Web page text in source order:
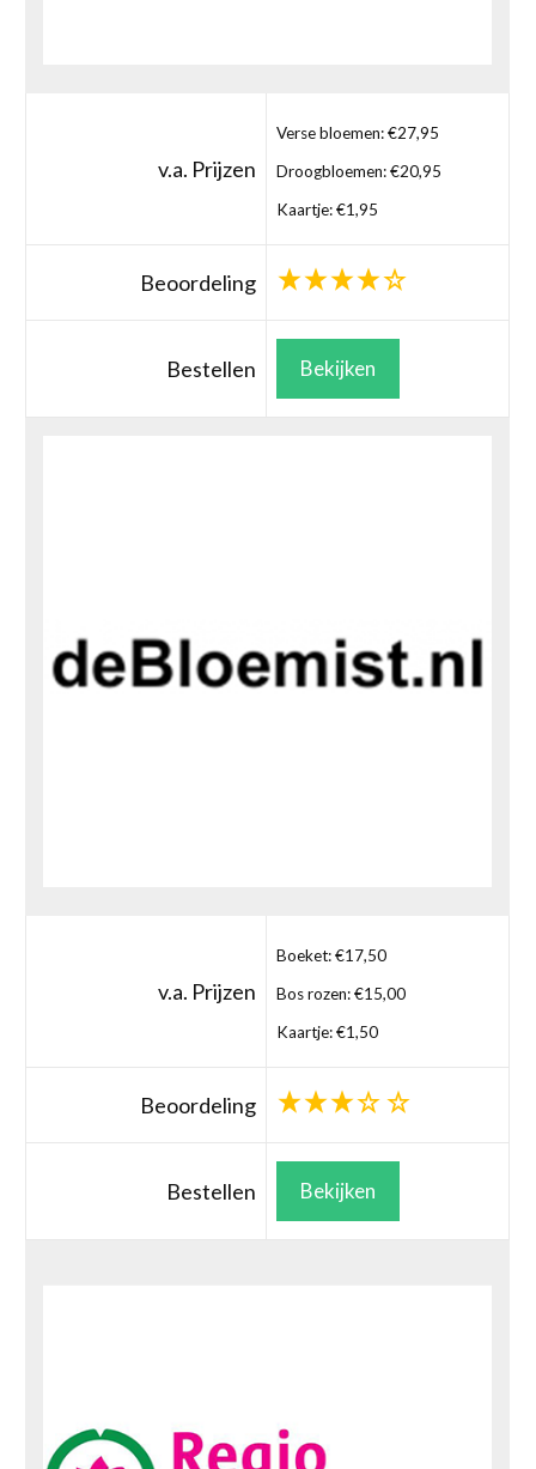
v.a. Prijzen
Verse bloemen: €27,95
Droogbloemen: €20,95
Kaartje: €1,95
Beoordeling
Bestellen Bekijken
v.a. Prijzen
Boeket: €17,50
Bos rozen: €15,00
Kaartje: €1,50
Beoordeling
Bestellen Bekijken